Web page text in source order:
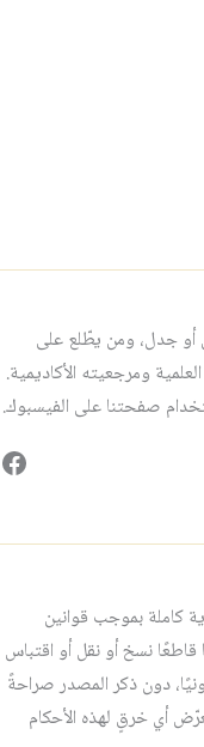
أو جدل، ومن يطّلع على
ومرجعيته الأكاديمية.
صفحتنا على الفيسبوك.
كاملة بموجب قوانين
قاطعًا نسخ أو نقل أو اقتباس
دون ذكر المصدر صراحةً
أي خرقٍ لهذه الأحكام